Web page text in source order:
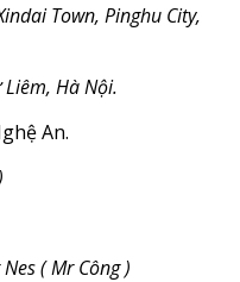
Town, Pinghu City,
Hà Nội.
An.
( Mr Công )